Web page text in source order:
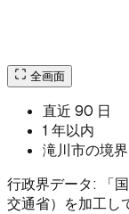
全画面
直近 90 日
1 年以内
滝川市の境界
行政界データ: 「
交通省）を加工し